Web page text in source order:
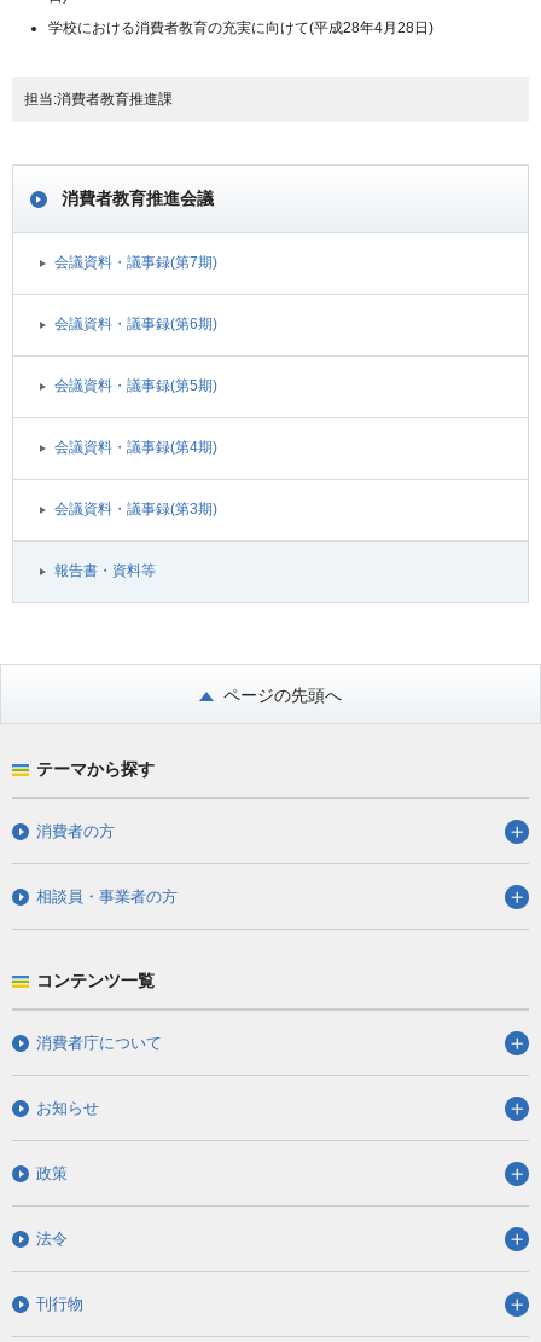
学校における消費者教育の充実に向けて(平成28年4月28日)
担当:消費者教育推進課
消費者教育推進会議
会議資料・議事録(第7期)
会議資料・議事録(第6期)
会議資料・議事録(第5期)
会議資料・議事録(第4期)
会議資料・議事録(第3期)
報告書・資料等
ページの先頭へ
テーマから探す
消費者の方
相談員・事業者の方
コンテンツ一覧
消費者庁について
お知らせ
政策
法令
刊行物